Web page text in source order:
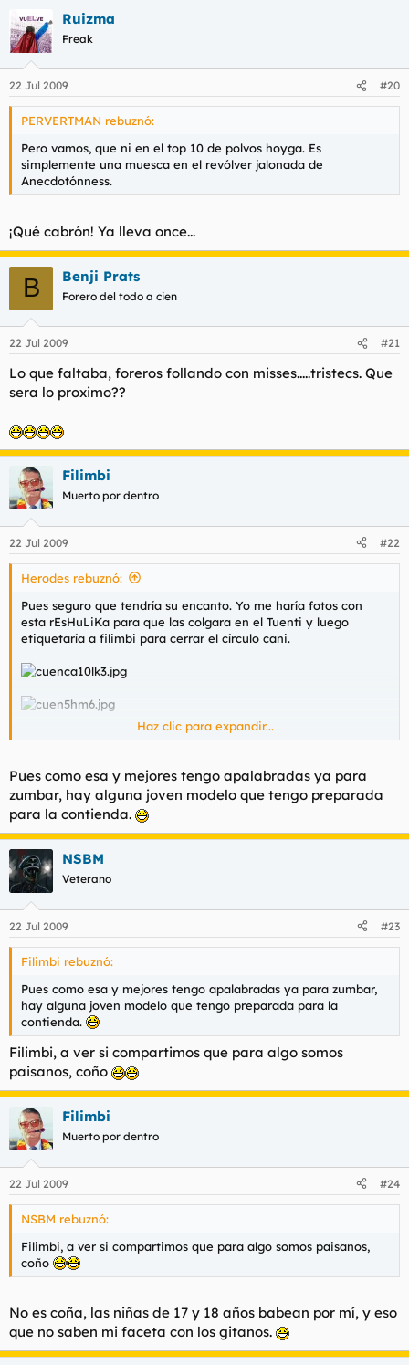
Ruizma
Freak
22 Jul 2009 #20
PERVERTMAN rebuznó:
Pero vamos, que ni en el top 10 de polvos hoyga. Es
simplemente una muesca en el revólver jalonada de
Anecdotónness.
¡Qué cabrón! Ya lleva once...
B Benji Prats
Forero del todo a cien
22 Jul 2009 #21
Lo que faltaba, foreros follando con misses.....tristecs. Que
sera lo proximo??
Filimbi
Muerto por dentro
22 Jul 2009 #22
Herodes rebuznó:
Pues seguro que tendría su encanto. Yo me haría fotos con
esta rEsHuLiKa para que las colgara en el Tuenti y luego
etiquetaría a filimbi para cerrar el círculo cani.
Haz clic para expandir...
Pues como esa y mejores tengo apalabradas ya para
zumbar, hay alguna joven modelo que tengo preparada
para la contienda.
NSBM
Veterano
22 Jul 2009 #23
Filimbi rebuznó:
Pues como esa y mejores tengo apalabradas ya para zumbar,
hay alguna joven modelo que tengo preparada para la
contienda.
Filimbi, a ver si compartimos que para algo somos
paisanos, coño
Filimbi
Muerto por dentro
22 Jul 2009 #24
NSBM rebuznó:
Filimbi, a ver si compartimos que para algo somos paisanos,
coño
No es coña, las niñas de 17 y 18 años babean por mí, y eso
que no saben mi faceta con los gitanos.